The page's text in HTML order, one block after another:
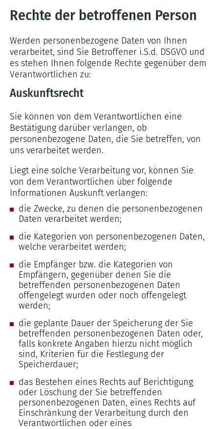
Rechte der betroffenen Person
Werden personenbezogene Daten von Ihnen
verarbeitet, sind Sie Betroffener i.S.d. DSGVO und
es stehen Ihnen folgende Rechte gegenüber dem
Verantwortlichen zu:
Auskunftsrecht
Sie können von dem Verantwortlichen eine
Bestätigung darüber verlangen, ob
personenbezogene Daten, die Sie betreffen, von
uns verarbeitet werden.
Liegt eine solche Verarbeitung vor, können Sie
von dem Verantwortlichen über folgende
Informationen Auskunft verlangen:
die Zwecke, zu denen die personenbezogenen
Daten verarbeitet werden;
die Kategorien von personenbezogenen Daten,
welche verarbeitet werden;
die Empfänger bzw. die Kategorien von
Empfängern, gegenüber denen Sie die
betreffenden personenbezogenen Daten
offengelegt wurden oder noch offengelegt
werden;
die geplante Dauer der Speicherung der Sie
betreffenden personenbezogenen Daten oder,
falls konkrete Angaben hierzu nicht möglich
sind, Kriterien für die Festlegung der
Speicherdauer;
das Bestehen eines Rechts auf Berichtigung
oder Löschung der Sie betreffenden
personenbezogenen Daten, eines Rechts auf
Einschränkung der Verarbeitung durch den
Verantwortlichen oder eines